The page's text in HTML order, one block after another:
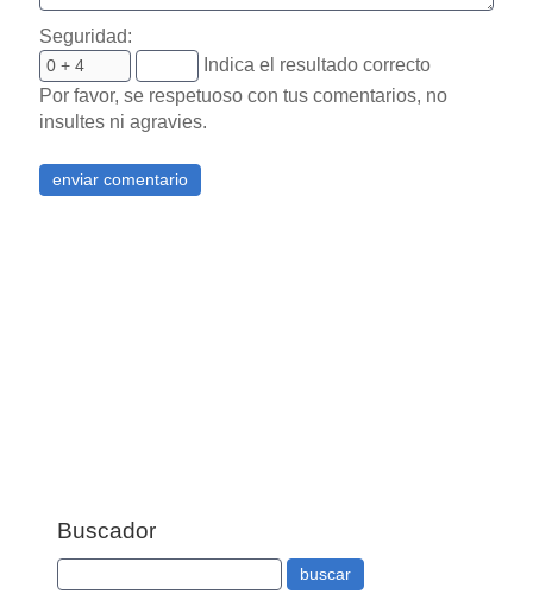
Seguridad:
Indica el resultado correcto
Por favor, se respetuoso con tus comentarios, no
insultes ni agravies.
Buscador